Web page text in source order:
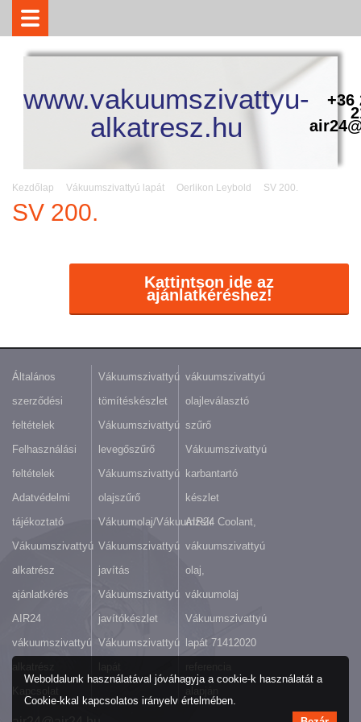
www.vakuumszivattyu-
alkatresz.hu
+36
Kezdőlap Vákuumszivattyú lapát Oerlikon Leybold SV 200.
SV 200.
Kattintson ide az
ajánlatkéréshez!
Általános
szerződési
feltételek
Felhasználási
feltételek
Adatvédelmi
tájékoztató
Vákuumszivattyú
alkatrész
ajánlatkérés
AIR24
vákuumszivattyú
Vákuumszivattyú
tömítéskészlet
Vákuumszivattyú
levegőszűrő
Vákuumszivattyú
olajszűrő
Vákuumolaj/Vákuumzsír
Vákuumszivattyú
javítás
Vákuumszivattyú
javítókészlet
Vákuumszivattyú
vákuumszivattyú
olajleválasztó
szűrő
Vákuumszivattyú
karbantartó
készlet
AIR24 Coolant,
vákuumszivattyú
olaj,
vákuumolaj
Vákuumszivattyú
lapát 71412020
Weboldalunk használatával jóváhagyja a cookie-k használatát a
Cookie-kkal kapcsolatos irányelv értelmében.